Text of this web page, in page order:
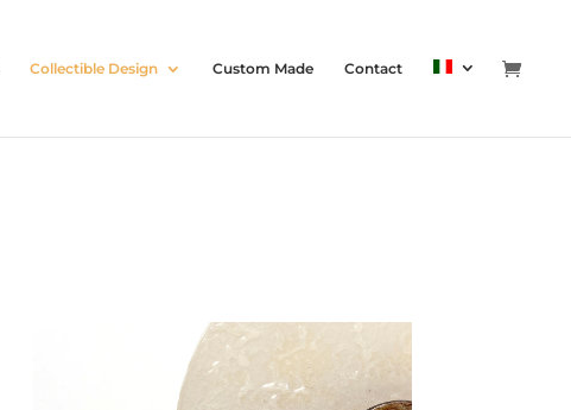
Collectible Design Custom Made Contact